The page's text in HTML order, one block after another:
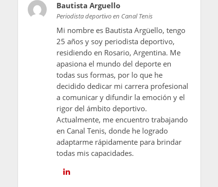
Bautista Arguello
Periodista deportivo en Canal Tenis
Mi nombre es Bautista Argüello, tengo
25 años y soy periodista deportivo,
residiendo en Rosario, Argentina. Me
apasiona el mundo del deporte en
todas sus formas, por lo que he
decidido dedicar mi carrera profesional
a comunicar y difundir la emoción y el
rigor del ámbito deportivo.
Actualmente, me encuentro trabajando
en Canal Tenis, donde he logrado
adaptarme rápidamente para brindar
todas mis capacidades.